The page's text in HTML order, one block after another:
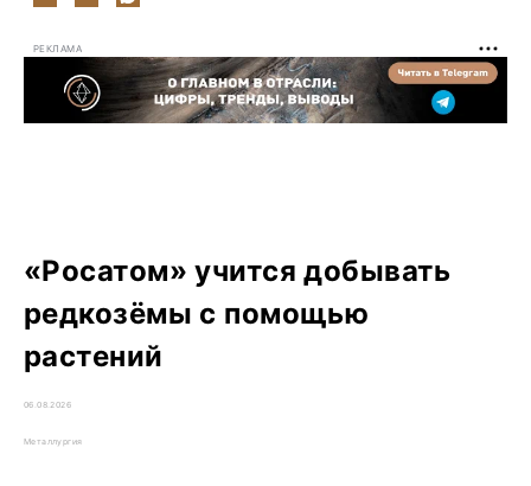
РЕКЛАМА
«Росатом» учится добывать
редкозёмы с помощью
растений
06.08.2026
Металлургия